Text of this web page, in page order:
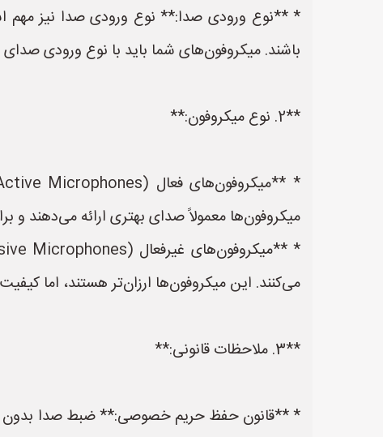
باشند. میکروفون‌های شما باید با نوع ورودی صدای DVR سازگار باشند.
**2. نوع میکروفون:**
میکروفون‌ها معمولاً صدای بهتری ارائه می‌دهند و
می‌کنند. این میکروفون‌ها ارزان‌تر هستند، اما
**3. ملاحظات قانونی:**
* **قانون حفظ حریم خصوصی:** ضبط صدا بدون